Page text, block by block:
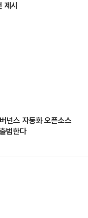
제시
넌스 자동화 오픈소스
범한다